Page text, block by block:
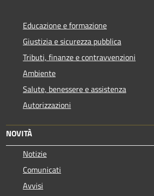
Educazione e formazione
Giustizia e sicurezza pubblica
Tributi, finanze e contravvenzioni
Ambiente
Salute, benessere e assistenza
Autorizzazioni
NOVITÀ
Notizie
Comunicati
Avvisi